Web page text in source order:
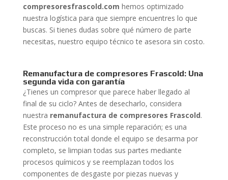
compresoresfrascold.com hemos optimizado
nuestra logística para que siempre encuentres lo que
buscas. Si tienes dudas sobre qué número de parte
necesitas, nuestro equipo técnico te asesora sin costo.
Remanufactura de compresores Frascold: Una
segunda vida con garantía
¿Tienes un compresor que parece haber llegado al
final de su ciclo? Antes de desecharlo, considera
nuestra remanufactura de compresores Frascold.
Este proceso no es una simple reparación; es una
reconstrucción total donde el equipo se desarma por
completo, se limpian todas sus partes mediante
procesos químicos y se reemplazan todos los
componentes de desgaste por piezas nuevas y